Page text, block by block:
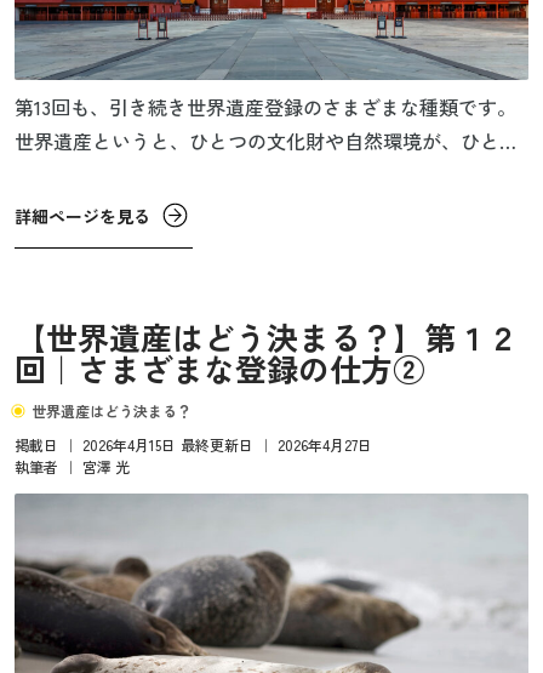
第13回も、引き続き世界遺産登録のさまざまな種類です。
世界遺産というと、ひとつの文化財や自然環境が、ひとつ
とつの文化財が複数の別の世界遺産に登録されるというこ
ともあります。
詳細ページを見る
【世界遺産はどう決まる？】第１２
回｜さまざまな登録の仕方②
世界遺産はどう決まる？
掲載日
｜ 2026年4月15日 最終更新日 ｜ 2026年4月27日
執筆者
｜ 宮澤 光